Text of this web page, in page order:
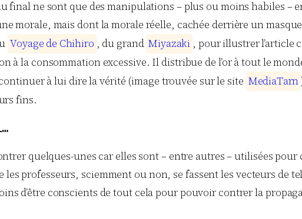
final ne sont que des manipulations – plus ou moins habiles –
morale, mais dont la morale réelle, cachée derrière un
Voyage de Chihiro , du grand Miyazaki , pour illustrer l’article
à la consommation excessive. Il distribue de l’or à tout le
à lui dire la vérité (image trouvée sur le site MediaTarn
fins.
quelques-unes car elles sont – entre autres – utilisées
les professeurs, sciemment ou non, se fassent les vecteurs de
d’être conscients de tout cela pour pouvoir contrer la